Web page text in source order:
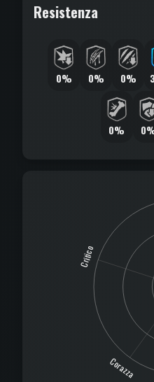
Resistenza
0% 0% 0%
0%
Corazza
Critico